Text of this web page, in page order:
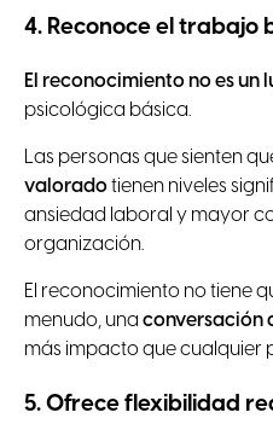
4. Reconoce el trabajo
El reconocimiento no es un
psicológica básica.
Las personas que sienten
valoradotienen niveles
ansiedad laboral y mayor
organización.
El reconocimiento no tiene
menudo, una conversación
más impacto que cualquier
5. Ofrece flexibilidad